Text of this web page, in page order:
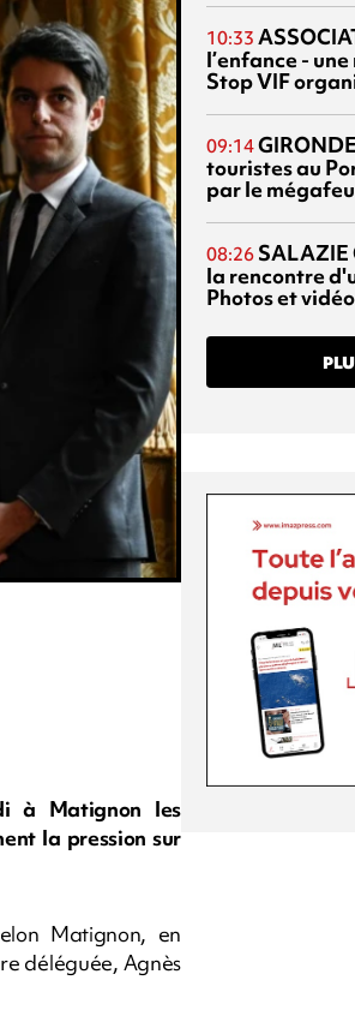
à Matignon les
la pression sur
Matignon, en
déléguée, Agnès
10:33
l’enfance -
Stop VIF
09:14GIRONDE
touristes au
par le mégafeu
08:26 SALAZIE
la rencontre
Photos et